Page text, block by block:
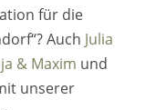
für die
Auch Julia
& Maxim und
unserer